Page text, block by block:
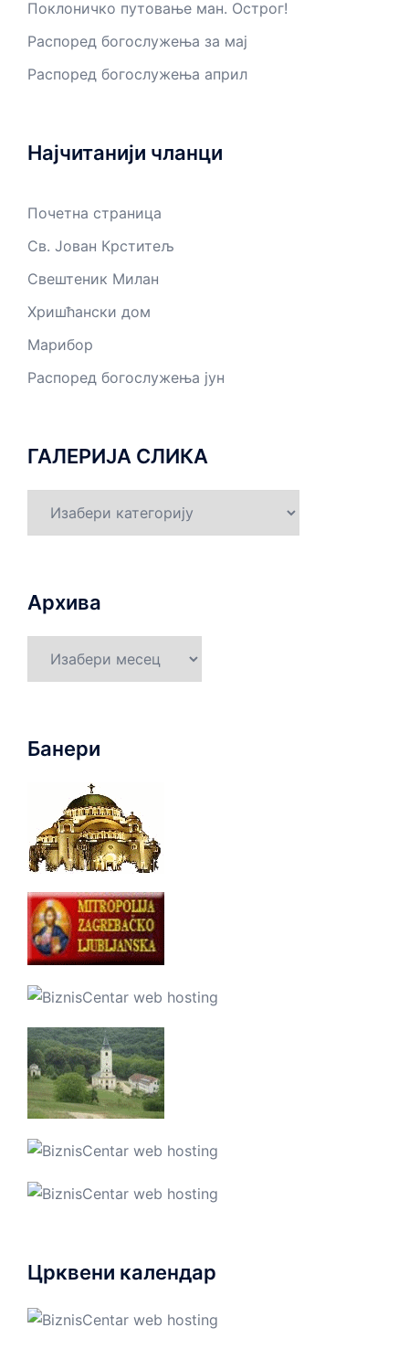
Поклоничко путовање ман. Острог!
Распоред богослужења за мај
Распоред богослужења април
Најчитанији чланци
Почетна страница
Св. Јован Крститељ
Свештеник Милан
Хришћански дом
Марибор
Распоред богослужења јун
ГАЛЕРИЈА СЛИКА
Архива
Банери
Црквени календар